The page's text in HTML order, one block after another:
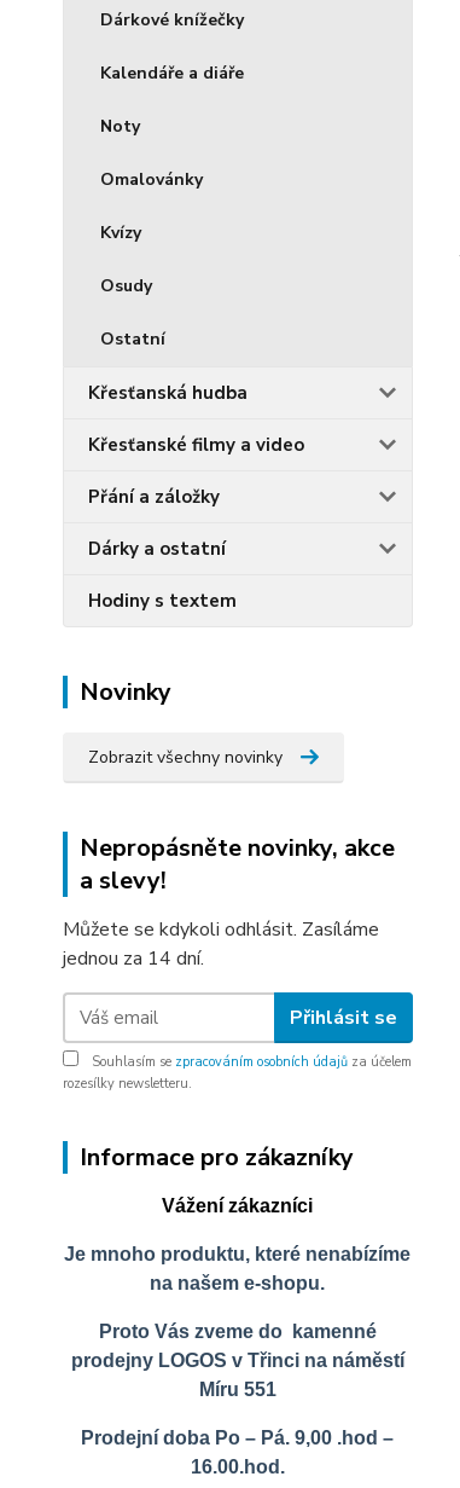
Dárkové knížečky
Kalendáře a diáře
Noty
Omalovánky
Kvízy
Osudy
Ostatní
Křesťanská hudba
Křesťanské filmy a video
Přání a záložky
Dárky a ostatní
Hodiny s textem
Novinky
Zobrazit všechny novinky
Nepropásněte novinky, akce
a slevy!
Můžete se kdykoli odhlásit. Zasíláme
jednou za 14 dní.
Přihlásit se
Souhlasím se zpracováním osobních údajů za účelem
rozesílky newsletteru.
Informace pro zákazníky
Vážení zákazníci
Je mnoho produktu, které nenabízíme
na našem e-shopu.
Proto Vás zveme do kamenné
prodejny LOGOS v Třinci na náměstí
Míru 551
Prodejní doba Po – Pá. 9,00 .hod –
16.00.hod.